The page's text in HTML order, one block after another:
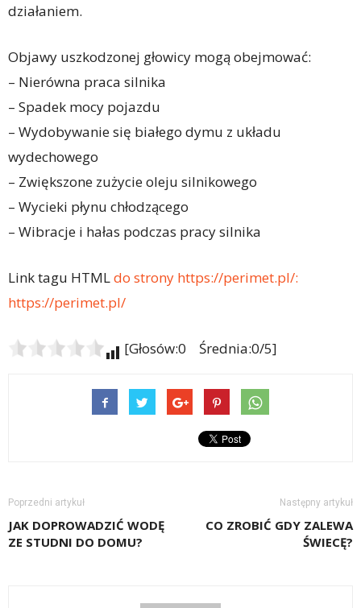
działaniem.
Objawy uszkodzonej głowicy mogą obejmować:
– Nierówna praca silnika
– Spadek mocy pojazdu
– Wydobywanie się białego dymu z układu
wydechowego
– Zwiększone zużycie oleju silnikowego
– Wycieki płynu chłodzącego
– Wibracje i hałas podczas pracy silnika
Link tagu HTMLdo strony https://perimet.pl/:
https://perimet.pl/
[Głosów:0 Średnia:0/5]
Poprzedni artykuł
JAK DOPROWADZIĆ WODĘ
ZE STUDNI DO DOMU?
Następny artykuł
CO ZROBIĆ GDY ZALEWA
ŚWIECĘ?